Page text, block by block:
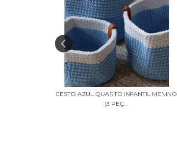
CESTO AZUL QUARTO INFANTIL MENINO
(3 PEÇ...